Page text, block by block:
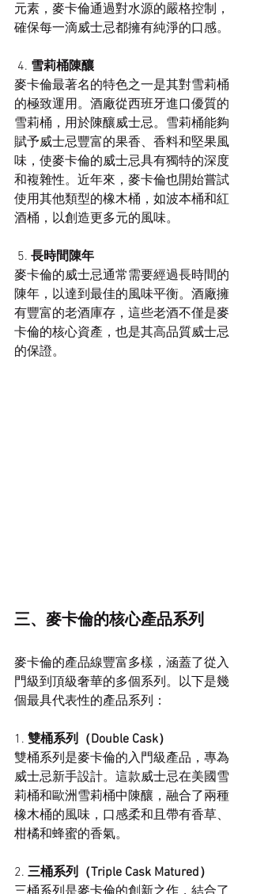
元素，麥卡倫通過對水源的嚴格控制，
確保每一滴威士忌都擁有純淨的口感。
4. 雪莉桶陳釀
麥卡倫最著名的特色之一是其對雪莉桶
的極致運用。酒廠從西班牙進口優質的
雪莉桶，用於陳釀威士忌。雪莉桶能夠
賦予威士忌豐富的果香、香料和堅果風
味，使麥卡倫的威士忌具有獨特的深度
和複雜性。近年來，麥卡倫也開始嘗試
使用其他類型的橡木桶，如波本桶和紅
酒桶，以創造更多元的風味。
5. 長時間陳年
麥卡倫的威士忌通常需要經過長時間的
陳年，以達到最佳的風味平衡。酒廠擁
有豐富的老酒庫存，這些老酒不僅是麥
卡倫的核心資產，也是其高品質威士忌
的保證。
三、麥卡倫的核心產品系列
麥卡倫的產品線豐富多樣，涵蓋了從入
門級到頂級奢華的多個系列。以下是幾
個最具代表性的產品系列：
1. 雙桶系列（Double Cask）
雙桶系列是麥卡倫的入門級產品，專為
威士忌新手設計。這款威士忌在美國雪
莉桶和歐洲雪莉桶中陳釀，融合了兩種
橡木桶的風味，口感柔和且帶有香草、
柑橘和蜂蜜的香氣。
2. 三桶系列（Triple Cask Matured）